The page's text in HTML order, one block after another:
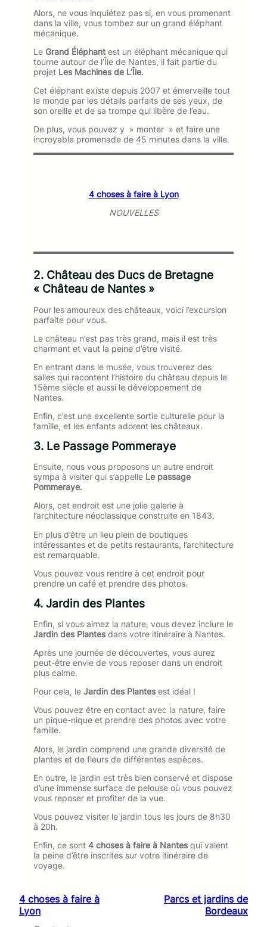
Alors, ne vous inquiétez pas si, en vous promenant
dans la ville, vous tombez sur un grand éléphant
mécanique.
Le Grand Éléphant est un éléphant mécanique qui
tourne autour de l’Île de Nantes, il fait partie du
projet Les Machines de L’Île.
Cet éléphant existe depuis 2007 et émerveille tout
le monde par les détails parfaits de ses yeux, de
son oreille et de sa trompe qui libère de l’eau.
De plus, vous pouvez y » monter » et faire une
incroyable promenade de 45 minutes dans la ville.
4 choses à faire à Lyon
NOUVELLES
2. Château des Ducs de Bretagne
« Château de Nantes »
Pour les amoureux des châteaux, voici l’excursion
parfaite pour vous.
Le château n’est pas très grand, mais il est très
charmant et vaut la peine d’être visité.
En entrant dans le musée, vous trouverez des
salles qui racontent l’histoire du château depuis le
15ème siècle et aussi le développement de
Nantes.
Enfin, c’est une excellente sortie culturelle pour la
famille, et les enfants adorent les châteaux.
3. Le Passage Pommeraye
Ensuite, nous vous proposons un autre endroit
sympa à visiter qui s’appelle Le passage
Pommeraye.
Alors, cet endroit est une jolie galerie à
l’architecture néoclassique construite en 1843.
En plus d’être un lieu plein de boutiques
intéressantes et de petits restaurants, l’architecture
est remarquable.
Vous pouvez vous rendre à cet endroit pour
prendre un café et prendre des photos.
4. Jardin des Plantes
Enfin, si vous aimez la nature, vous devez inclure le
Jardin des Plantes dans votre itinéraire à Nantes.
Après une journée de découvertes, vous aurez
peut-être envie de vous reposer dans un endroit
plus calme.
Pour cela, le Jardin des Plantes est idéal !
Vous pouvez être en contact avec la nature, faire
un pique-nique et prendre des photos avec votre
famille.
Alors, le jardin comprend une grande diversité de
plantes et de fleurs de différentes espèces.
En outre, le jardin est très bien conservé et dispose
d’une immense surface de pelouse où vous pouvez
vous reposer et profiter de la vue.
Vous pouvez visiter le jardin tous les jours de 8h30
à 20h.
Enfin, ce sont 4 choses à faire à Nantes qui valent
la peine d’être inscrites sur votre itinéraire de
voyage.
4 choses à faire à
Lyon
Parcs et jardins de
Bordeaux